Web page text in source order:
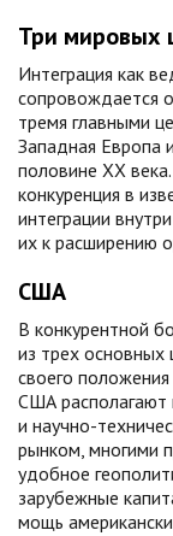
Три мировых
Интеграция как
сопровождается
тремя главными
Западная Европа
половине XX
конкуренция в
интеграции
их к расширению
США
В конкурентной
из трех основных
своего
США
и научно-
рынком, многими
удобное
зарубежные
мощь